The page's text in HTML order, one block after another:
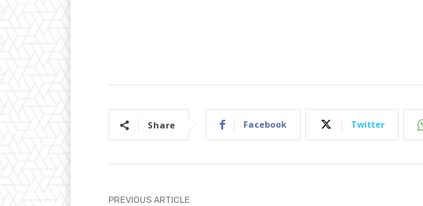
Share Facebook Twitter
PREVIOUS ARTICLE